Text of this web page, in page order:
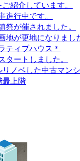
紹介しています。
行中です。
が催されました。
地が更地になりまし
ティブハウス＊
タートしました。
ノベした中古マン
最上階